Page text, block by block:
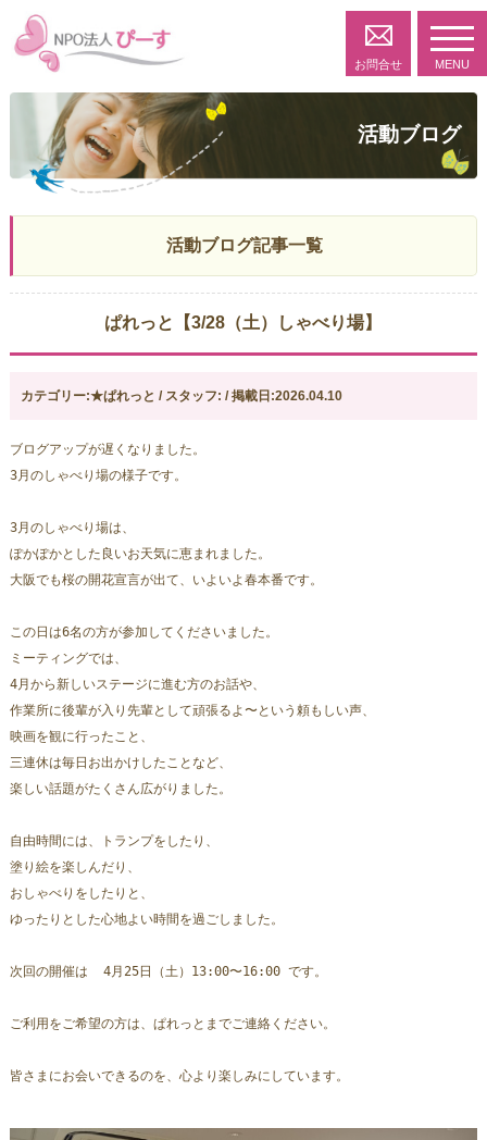
お問合せ MENU
活動ブログ
活動ブログ記事一覧
ぱれっと【3/28（土）しゃべり場】
カテゴリー:★ぱれっと / スタッフ: / 掲載日:2026.04.10
ブログアップが遅くなりました。
3月のしゃべり場の様子です。
3月のしゃべり場は、
ぽかぽかとした良いお天気に恵まれました。
大阪でも桜の開花宣言が出て、いよいよ春本番です。
この日は6名の方が参加してくださいました。
ミーティングでは、
4月から新しいステージに進む方のお話や、
作業所に後輩が入り先輩として頑張るよ〜という頼もしい声、
映画を観に行ったこと、
三連休は毎日お出かけしたことなど、
楽しい話題がたくさん広がりました。
自由時間には、トランプをしたり、
塗り絵を楽しんだり、
おしゃべりをしたりと、
ゆったりとした心地よい時間を過ごしました。
次回の開催は  4月25日（土）13:00〜16:00 です。
ご利用をご希望の方は、ぱれっとまでご連絡ください。
皆さまにお会いできるのを、心より楽しみにしています。